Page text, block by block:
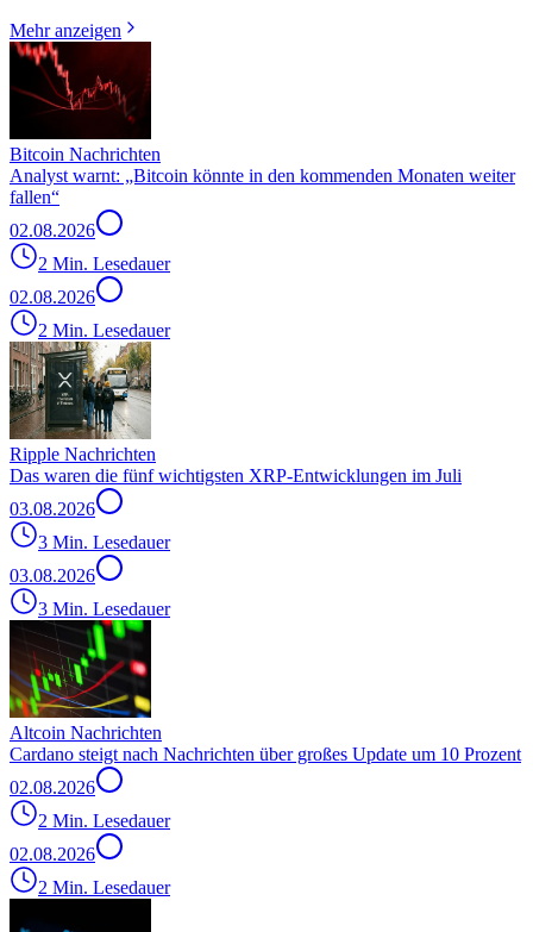
Mehr anzeigen
Bitcoin Nachrichten
Analyst warnt: „Bitcoin könnte in den kommenden Monaten weiter
fallen“
02.08.2026
2 Min. Lesedauer
02.08.2026
2 Min. Lesedauer
Ripple Nachrichten
Das waren die fünf wichtigsten XRP-Entwicklungen im Juli
03.08.2026
3 Min. Lesedauer
03.08.2026
3 Min. Lesedauer
Altcoin Nachrichten
Cardano steigt nach Nachrichten über großes Update um 10 Prozent
02.08.2026
2 Min. Lesedauer
02.08.2026
2 Min. Lesedauer